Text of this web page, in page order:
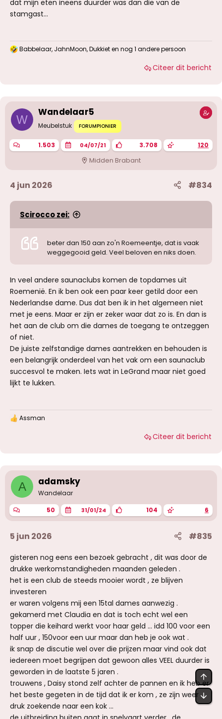
dat mijn eten ineens duurder was dan die van de
stamgast...
W
n
g
n
:
Babbelaar, JahnMoon,Dukkieten nog 1 andere persoon
Citeer dit bericht
W
Wandelaar5
Meubelstuk FORUMPIONIER
1.503 04/07/21 3.708 120
Midden Brabant
4 jun 2026 #834
Scirocco zei:
beter dan 150 aan zo'n Roemeentje, dat is vaak
weggegooid geld. Veel beloven en niks doen.
In veel andere saunaclubs komen de topdames uit
Roemenië. En ik ben ook een paar keer getild door een
Nederlandse dame. Dus dat ben ik in het algemeen niet
met je eens. Maar er zijn er zeker waar dat zo is. En dan is
het aan de club om die dames de toegang te ontzeggen
of niet.
De juiste zelfstandige dames aantrekken en behouden is
een belangrijk onderdeel van het vak om een saunaclub
succesvol te maken. Iets wat in LeGrand maar niet goed
lijkt te lukken.
W
n
g
n
:
Assman
Citeer dit bericht
A adamsky
Wandelaar
50 31/01/24 104 6
5 jun 2026 #835
gisteren nog eens een bezoek gebracht , dit was door de
drukke werkomstandigheden maanden geleden .
het is een club de steeds mooier wordt , ze blijven
investeren
er waren volgens mij een 15tal dames aanwezig .
gekamerd met Claudia en dat is toch echt wel een
topper die keihard werkt voor haar geld ... idd 100 voor een
half uur , 150voor een uur maar dan heb je ook wat .
ik snap de discutie wel over die prijzen maar vind ook dat
iedereen moet begrijpen dat gewoon alles VEEL duurder is
geworden in de laatste 5 jaren .
trouwens , Daisy stond zelf achter de pannen en ik heb er
het beste gegeten in de tijd dat ik er kom , ze zijn weer
druk zoekende naar een kok ...